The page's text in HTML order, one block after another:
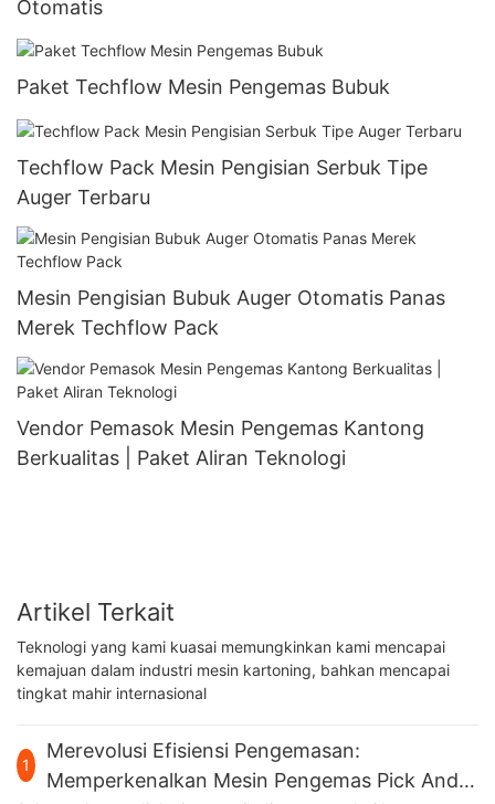
Otomatis
Paket Techflow Mesin Pengemas Bubuk
Techflow Pack Mesin Pengisian Serbuk Tipe
Auger Terbaru
Mesin Pengisian Bubuk Auger Otomatis Panas
Merek Techflow Pack
Vendor Pemasok Mesin Pengemas Kantong
Berkualitas | Paket Aliran Teknologi
Artikel Terkait
Teknologi yang kami kuasai memungkinkan kami mencapai
kemajuan dalam industri mesin kartoning, bahkan mencapai
tingkat mahir internasional
1
Merevolusi Efisiensi Pengemasan:
Memperkenalkan Mesin Pengemas Pick And